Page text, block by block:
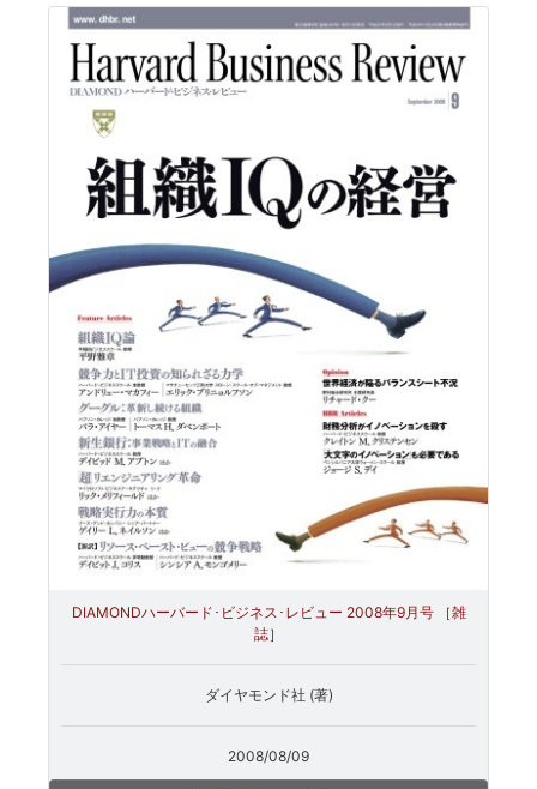
DIAMONDハーバード･ビジネス･レビュー 2008年9月号 ［雑
誌］
ダイヤモンド社 (著)
2008/08/09